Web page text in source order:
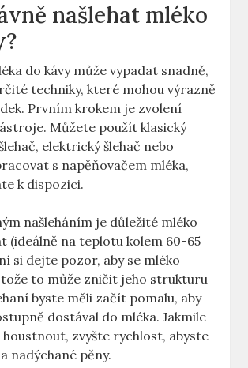
našlehat mléko
do kávy může vypadat snadně,
techniky, které​ mohou výrazně
Prvním ​krokem⁤ je zvolení
Můžete použít klasický
elektrický šlehač nebo
s napěňovačem mléka,
k dispozici.
našleháním je důležité mléko
(ideálně na ⁤teplotu kolem 60-65
si ‌dejte pozor, aby se mléko
to může zničit jeho strukturu
byste měli začít pomalu, aby
dostával do mléka. Jakmile
houstnout, zvyšte rychlost, abyste
nadýchané pěny.